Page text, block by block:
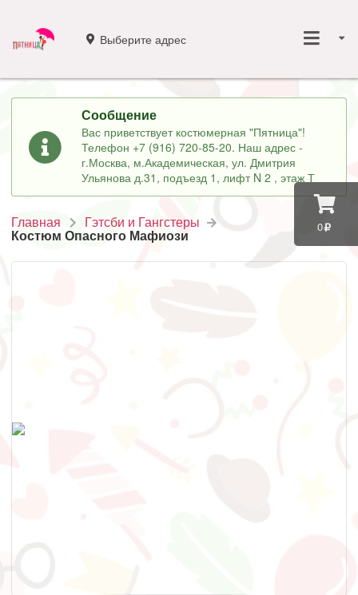
0
Выберите адрес
Сообщение
Вас приветствует костюмерная "Пятница"!
Телефон +7 (916) 720-85-20. Наш адрес -
г.Москва, м.Академическая, ул. Дмитрия
Ульянова д.31, подъезд 1, лифт N 2 , этаж Т
Главная Гэтсби и Гангстеры
Костюм Опасного Мафиози